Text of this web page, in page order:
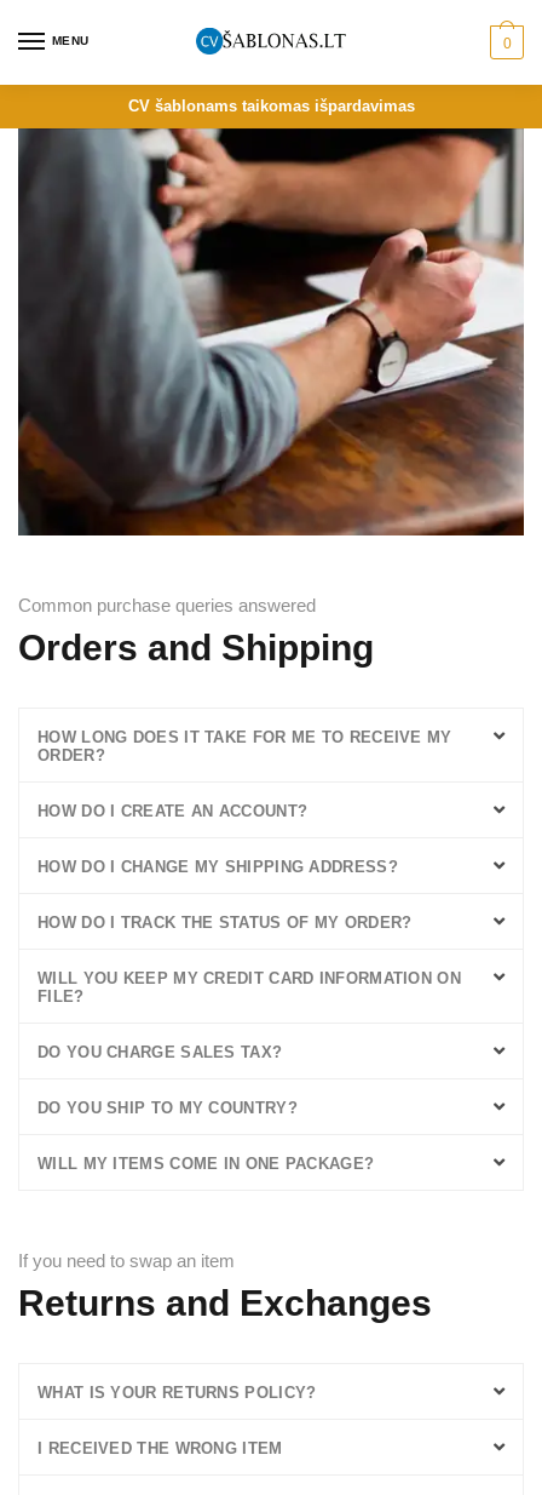
MENU 0
CV šablonams taikomas išpardavimas
Common purchase queries answered
Orders and Shipping
HOW LONG DOES IT TAKE FOR ME TO RECEIVE MY
ORDER?
HOW DO I CREATE AN ACCOUNT?
HOW DO I CHANGE MY SHIPPING ADDRESS?
HOW DO I TRACK THE STATUS OF MY ORDER?
WILL YOU KEEP MY CREDIT CARD INFORMATION ON
FILE?
DO YOU CHARGE SALES TAX?
DO YOU SHIP TO MY COUNTRY?
WILL MY ITEMS COME IN ONE PACKAGE?
If you need to swap an item
Returns and Exchanges
WHAT IS YOUR RETURNS POLICY?
I RECEIVED THE WRONG ITEM